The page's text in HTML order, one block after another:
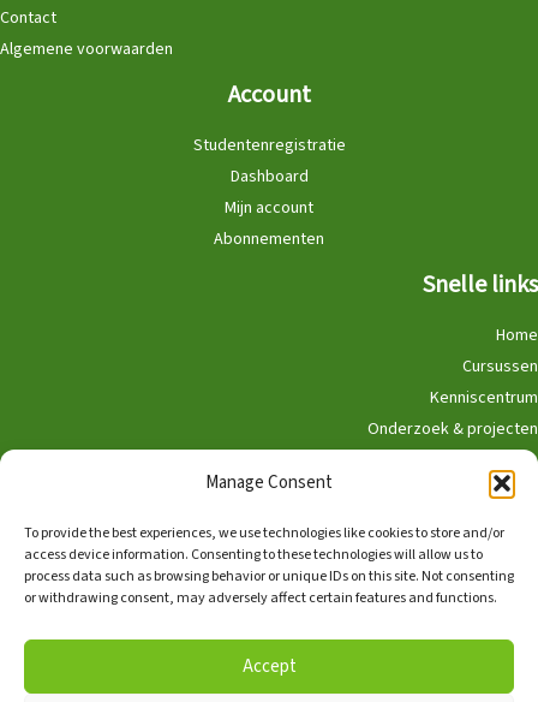
Manage Consent
To provide the best experiences, we use technologies like cookies to store and/or
access device information. Consenting to these technologies will allow us to
process data such as browsing behavior or unique IDs on this site. Not consenting
or withdrawing consent, may adversely affect certain features and functions.
Accept
Contact
Algemene voorwaarden
Account
Studentenregistratie
Dashboard
Mijn account
Abonnementen
Snelle links
Home
Cursussen
Kenniscentrum
Onderzoek & projecten
Doe mee
Winkel
English Nederlands